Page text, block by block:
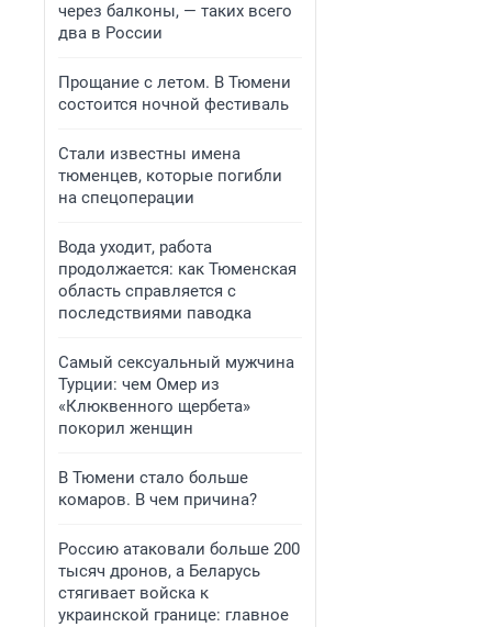
через балконы, — таких всего
два в России
Прощание с летом. В Тюмени
состоится ночной фестиваль
Стали известны имена
тюменцев, которые погибли
на спецоперации
Вода уходит, работа
продолжается: как Тюменская
область справляется с
последствиями паводка
Самый сексуальный мужчина
Турции: чем Омер из
«Клюквенного щербета»
покорил женщин
В Тюмени стало больше
комаров. В чем причина?
Россию атаковали больше 200
тысяч дронов, а Беларусь
стягивает войска к
украинской границе: главное